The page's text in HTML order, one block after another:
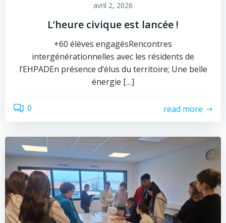
avril 2, 2026
L’heure civique est lancée !
+60 élèves engagésRencontres
intergénérationnelles avec les résidents de
l’EHPADEn présence d’élus du territoire; Une belle
énergie […]
0 read more